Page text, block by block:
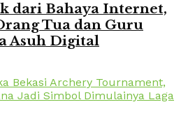
dari Bahaya Internet,
Tua dan Guru
Asuh Digital